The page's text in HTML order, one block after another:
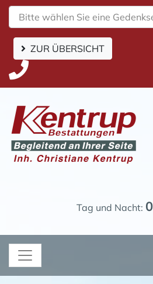
Bitte wählen Sie eine
ZUR ÜBERSICHT
Tag und Nacht: